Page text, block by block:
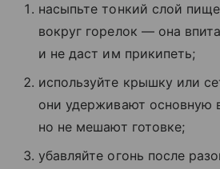
насыпьте тонкий слой
вокруг горелок — она
и не даст им прикипеть;
используйте крышку или
они удерживают основную
но не мешают готовке;
убавляйте огонь после